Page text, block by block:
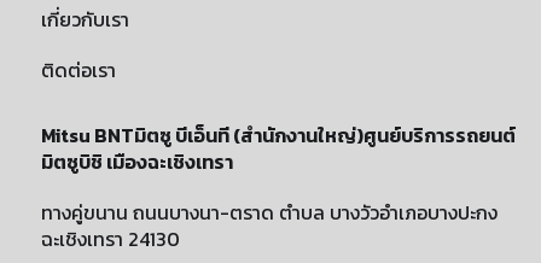
เกี่ยวกับเรา
ติดต่อเรา
Mitsu BNTมิตซู บีเอ็นที (สำนักงานใหญ่)ศูนย์บริการรถยนต์
มิตซูบิชิ เมืองฉะเชิงเทรา
ทางคู่ขนาน ถนนบางนา-ตราด ตำบล บางวัวอำเภอบางปะกง
ฉะเชิงเทรา 24130